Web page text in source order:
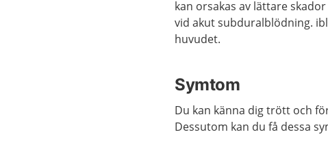
kan orsakas av lättare
vid akut subduralblödning.
huvudet.
Symtom
Du kan känna dig trött och
Dessutom kan du få dessa